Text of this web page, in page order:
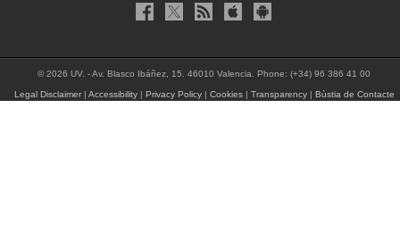
© 2026 UV. - Av. Blasco Ibáñez, 15. 46010 Valencia. Phone: (+34) 96 386 41 00
Legal Disclaimer| Accessibility| Privacy Policy| Cookies| Transparency| Bùstia de Contacte